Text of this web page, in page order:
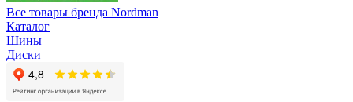
Все товары бренда Nordman
Каталог
Шины
Диски